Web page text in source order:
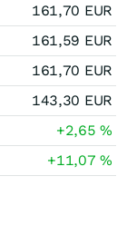
161,70 EUR
161,59 EUR
161,70 EUR
143,30 EUR
+2,65%
+11,07%